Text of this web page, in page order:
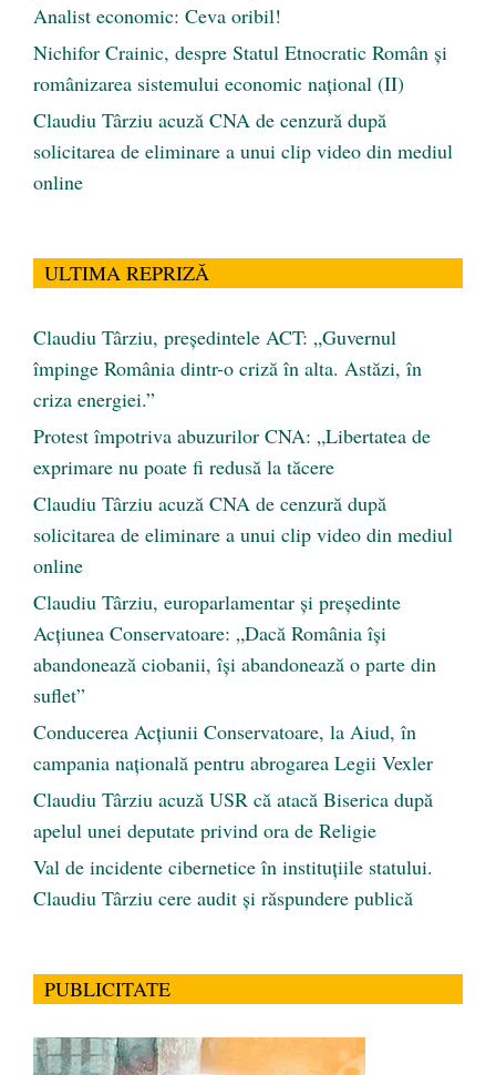
Analist economic: Ceva oribil!
Nichifor Crainic, despre Statul Etnocratic Român şi
românizarea sistemului economic naţional (II)
Claudiu Târziu acuză CNA de cenzură după
solicitarea de eliminare a unui clip video din mediul
online
ULTIMA REPRIZĂ
Claudiu Târziu, președintele ACT: „Guvernul
împinge România dintr-o criză în alta. Astăzi, în
criza energiei.”
Protest împotriva abuzurilor CNA: „Libertatea de
exprimare nu poate fi redusă la tăcere
Claudiu Târziu acuză CNA de cenzură după
solicitarea de eliminare a unui clip video din mediul
online
Claudiu Târziu, europarlamentar și președinte
Acțiunea Conservatoare: „Dacă România își
abandonează ciobanii, își abandonează o parte din
suflet”
Conducerea Acțiunii Conservatoare, la Aiud, în
campania națională pentru abrogarea Legii Vexler
Claudiu Târziu acuză USR că atacă Biserica după
apelul unei deputate privind ora de Religie
Val de incidente cibernetice în instituțiile statului.
Claudiu Târziu cere audit și răspundere publică
PUBLICITATE